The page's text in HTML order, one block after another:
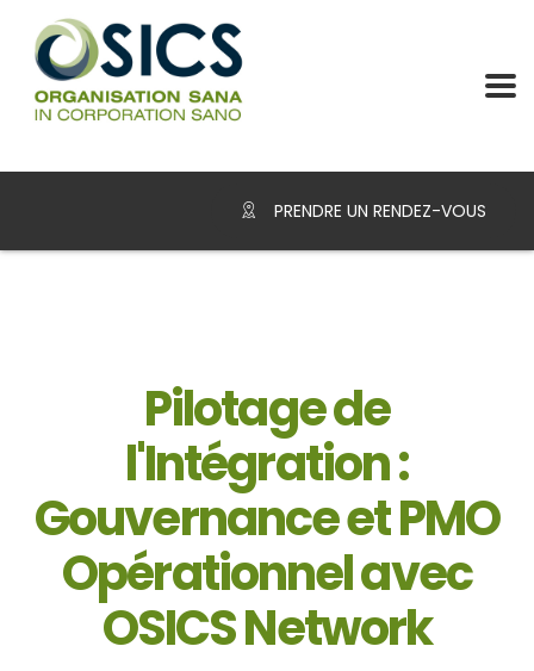
PRENDRE UN RENDEZ-VOUS
Pilotage de
l'Intégration :
Gouvernance et PMO
Opérationnel avec
OSICS Network